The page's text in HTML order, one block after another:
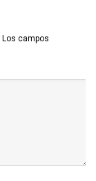
Los campos